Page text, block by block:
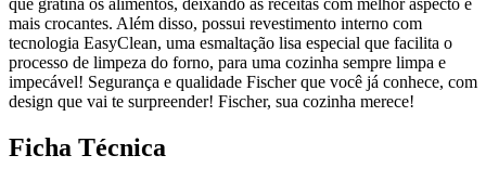
que gratina os alimentos, deixando as receitas com melhor aspecto e
mais crocantes. Além disso, possui revestimento interno com
tecnologia EasyClean, uma esmaltação lisa especial que facilita o
processo de limpeza do forno, para uma cozinha sempre limpa e
impecável! Segurança e qualidade Fischer que você já conhece, com
design que vai te surpreender! Fischer, sua cozinha merece!
Ficha Técnica